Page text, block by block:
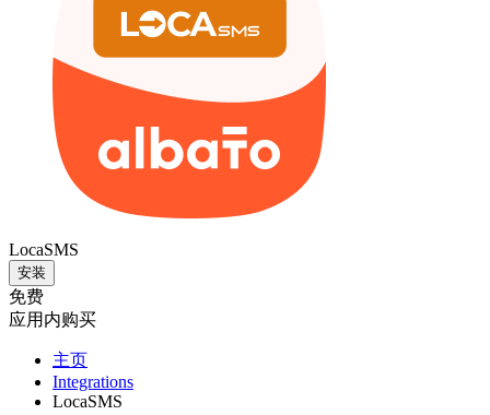
LocaSMS
安装
免费
应用内购买
主页
Integrations
LocaSMS